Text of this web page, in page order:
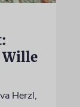
Wille
Herzl,